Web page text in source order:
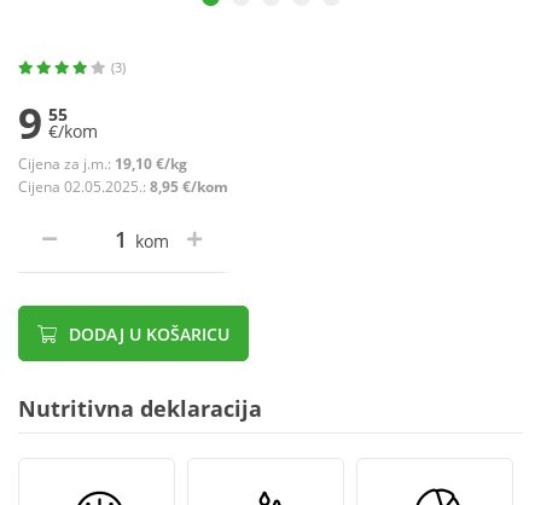
(3)
9 55
€/kom
Cijena za j.m.: 19,10 €/kg
Cijena 02.05.2025.: 8,95 €/kom
kom
DODAJ U KOŠARICU
Nutritivna deklaracija